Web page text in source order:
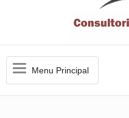
MenuMenu Principal